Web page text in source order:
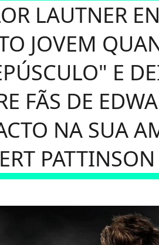
LAUTNER
JOVEM
E
FÃS DE
NA SUA
PATTINSON